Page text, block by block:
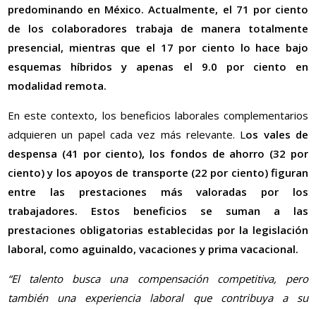
predominando en México. Actualmente, el 71 por ciento
de los colaboradores trabaja de manera totalmente
presencial, mientras que el 17 por ciento lo hace bajo
esquemas híbridos y apenas el 9.0 por ciento en
modalidad remota.
En este contexto, los beneficios laborales complementarios
adquieren un papel cada vez más relevante. Los vales de
despensa (41 por ciento), los fondos de ahorro (32 por
ciento) y los apoyos de transporte (22 por ciento) figuran
entre las prestaciones más valoradas por los
trabajadores. Estos beneficios se suman a las
prestaciones obligatorias establecidas por la legislación
laboral, como aguinaldo, vacaciones y prima vacacional.
“El talento busca una compensación competitiva, pero
también una experiencia laboral que contribuya a su